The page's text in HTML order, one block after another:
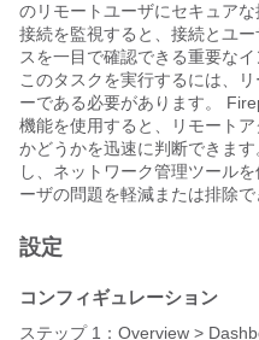
のリモートユーザにセキュア
接続を監視すると、接続とユ
スを一目で確認できる重要な
このタスクを実行するには、
ーである必要があります。
機能を使用すると、リモート
かどうかを迅速に判断できま
し、ネットワーク管理ツール
ーザの問題を軽減または排除で
設定
コンフィギュレーション
ステップ 1： Overview >